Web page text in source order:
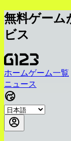
無料ゲーム
ビス
ホームゲーム一覧
ニュース